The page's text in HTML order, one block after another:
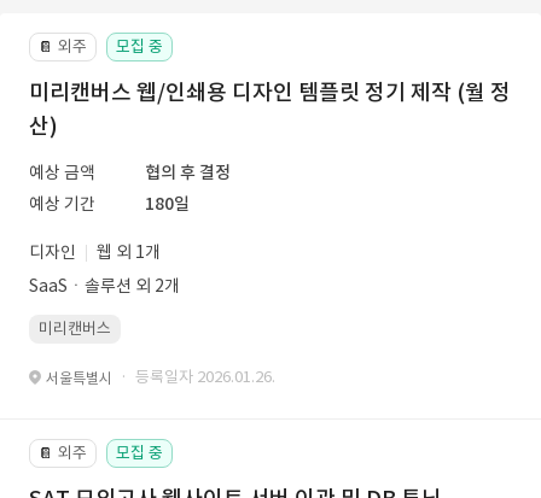
📔 외주 모집 중
미리캔버스 웹/인쇄용 디자인 템플릿 정기 제작 (월 정
산)
예상 금액
협의 후 결정
예상 기간
180일
디자인
웹 외 1개
SaaSㆍ솔루션 외 2개
미리캔버스
서울특별시 · 등록일자 2026.01.26.
📔 외주 모집 중